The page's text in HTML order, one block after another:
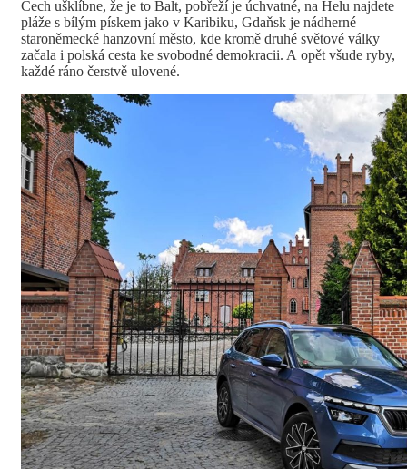
Čech ušklíbne, že je to Balt, pobřeží je úchvatné, na Helu najdete
pláže s bílým pískem jako v Karibiku, Gdaňsk je nádherné
staroněmecké hanzovní město, kde kromě druhé světové války
začala i polská cesta ke svobodné demokracii. A opět všude ryby,
každé ráno čerstvě ulovené.